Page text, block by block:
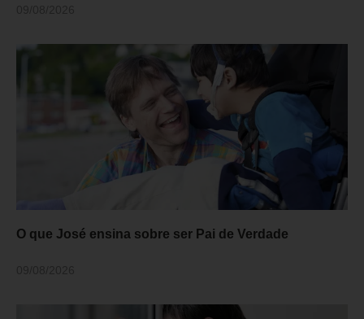
O que José ensina sobre ser Pai de Verdade